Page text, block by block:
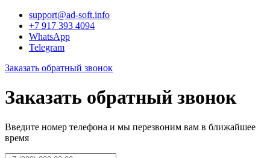
support@ad-soft.info
+7 917 393 4094
WhatsApp
Telegram
Заказать обратный звонок
Заказать обратный звонок
Введите номер телефона и мы перезвоним вам в ближайшее
время